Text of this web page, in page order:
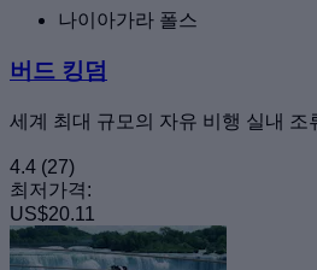
나이아가라 폴스
버드 킹덤
세계 최대 규모의 자유 비행 실내 조
4.4 (27)
최저가격:
US$20.11